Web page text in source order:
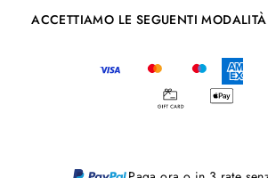
ACCETTIAMO LE SEGUENTI